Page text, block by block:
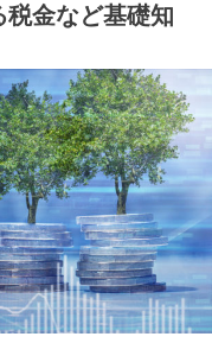
税金など基礎知